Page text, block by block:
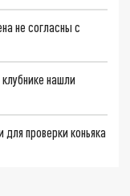
не согласны с
нашли
проверки коньяка